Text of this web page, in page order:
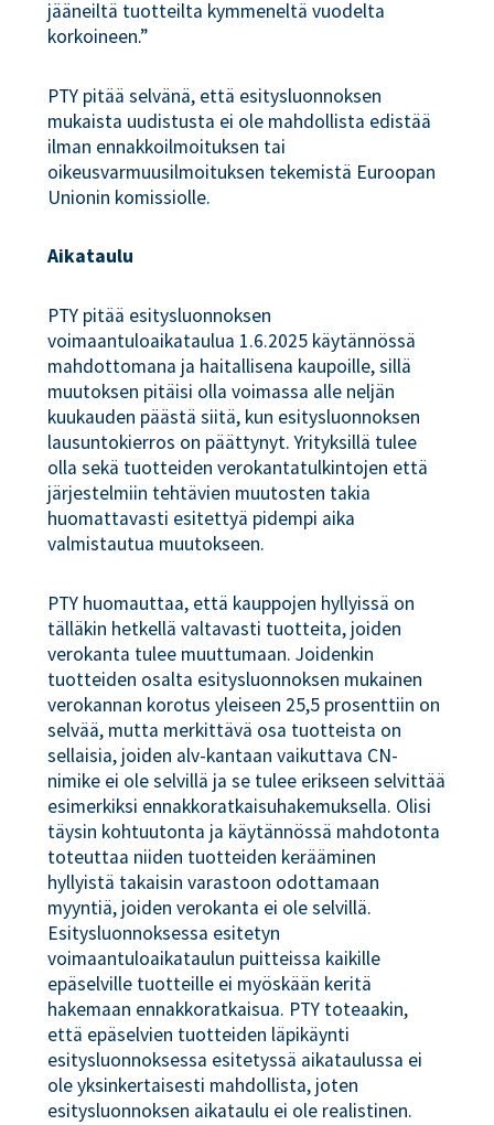
jääneiltä tuotteilta kymmeneltä vuodelta
korkoineen.”
PTY pitää selvänä, että esitysluonnoksen
mukaista uudistusta ei ole mahdollista edistää
ilman ennakkoilmoituksen tai
oikeusvarmuusilmoituksen tekemistä Euroopan
Unionin komissiolle.
Aikataulu
PTY pitää esitysluonnoksen
voimaantuloaikataulua 1.6.2025 käytännössä
mahdottomana ja haitallisena kaupoille, sillä
muutoksen pitäisi olla voimassa alle neljän
kuukauden päästä siitä, kun esitysluonnoksen
lausuntokierros on päättynyt. Yrityksillä tulee
olla sekä tuotteiden verokantatulkintojen että
järjestelmiin tehtävien muutosten takia
huomattavasti esitettyä pidempi aika
valmistautua muutokseen.
PTY huomauttaa, että kauppojen hyllyissä on
tälläkin hetkellä valtavasti tuotteita, joiden
verokanta tulee muuttumaan. Joidenkin
tuotteiden osalta esitysluonnoksen mukainen
verokannan korotus yleiseen 25,5 prosenttiin on
selvää, mutta merkittävä osa tuotteista on
sellaisia, joiden alv-kantaan vaikuttava CN-
nimike ei ole selvillä ja se tulee erikseen selvittää
esimerkiksi ennakkoratkaisuhakemuksella. Olisi
täysin kohtuutonta ja käytännössä mahdotonta
toteuttaa niiden tuotteiden kerääminen
hyllyistä takaisin varastoon odottamaan
myyntiä, joiden verokanta ei ole selvillä.
Esitysluonnoksessa esitetyn
voimaantuloaikataulun puitteissa kaikille
epäselville tuotteille ei myöskään keritä
hakemaan ennakkoratkaisua. PTY toteaakin,
että epäselvien tuotteiden läpikäynti
esitysluonnoksessa esitetyssä aikataulussa ei
ole yksinkertaisesti mahdollista, joten
esitysluonnoksen aikataulu ei ole realistinen.